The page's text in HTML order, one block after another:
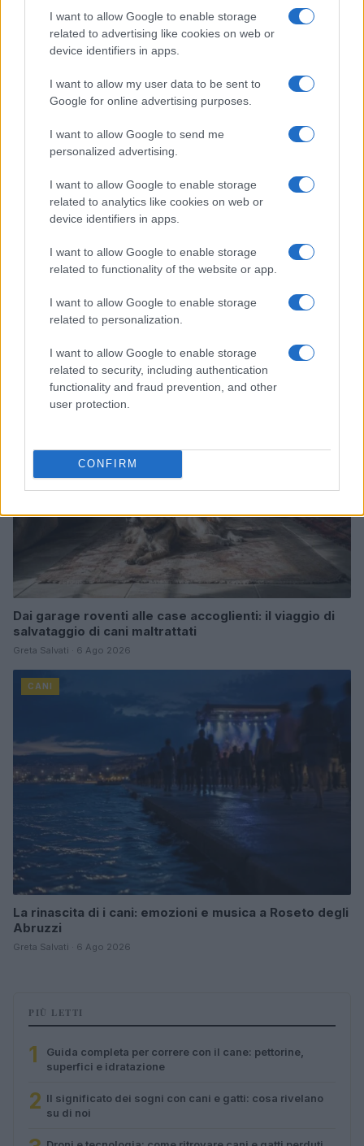
I want to allow Google to enable storage
related to advertising like cookies on web or
device identifiers in apps.
I want to allow my user data to be sent to
Google for online advertising purposes.
I want to allow Google to send me
personalized advertising.
I want to allow Google to enable storage
related to analytics like cookies on web or
device identifiers in apps.
I want to allow Google to enable storage
related to functionality of the website or app.
I want to allow Google to enable storage
related to personalization.
I want to allow Google to enable storage
related to security, including authentication
functionality and fraud prevention, and other
user protection.
CONFIRM
Continua a leggere
Beagle ipoallergenici creati con CRISPR: la rivoluzione
Greta Salvati · 7 Ago 2026
CANI
Dai garage roventi alle case accoglienti: il viaggio di
salvataggio di cani maltrattati
Greta Salvati · 6 Ago 2026
CANI
La rinascita di i cani: emozioni e musica a Roseto degli
Abruzzi
Greta Salvati · 6 Ago 2026
PIÙ LETTI
1
Guida completa per correre con il cane: pettorine,
superfici e idratazione
2 Il significato dei sogni con cani e gatti: cosa rivelano
su di noi